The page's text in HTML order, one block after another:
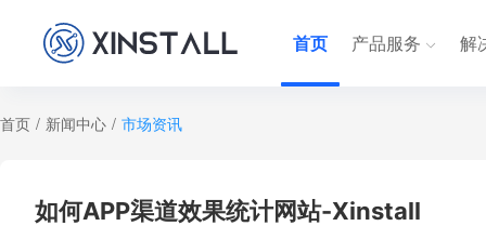
首页 产品服务 解
首页 / 新闻中心 / 市场资讯
如何APP渠道效果统计网站-Xinstall